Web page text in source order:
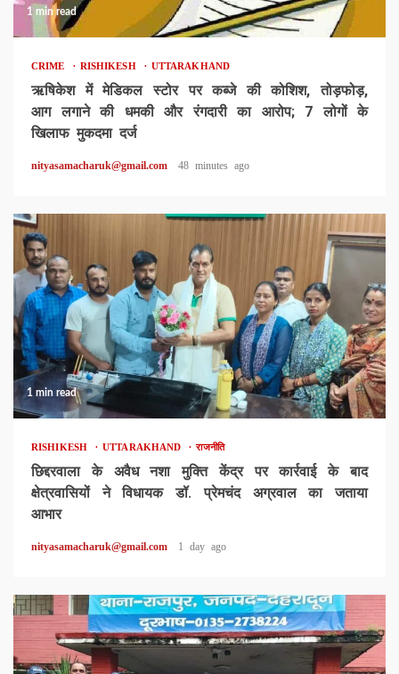
1 min read
CRIME RISHIKESH UTTARAKHAND
ऋषिकेश में मेडिकल स्टोर पर कब्जे की कोशिश, तोड़फोड़,
आग लगाने की धमकी और रंगदारी का आरोप; 7 लोगों के
खिलाफ मुकदमा दर्ज
nityasamacharuk@gmail.com 48 minutes ago
1 min read
RISHIKESH UTTARAKHAND राजनीति
छिद्दरवाला के अवैध नशा मुक्ति केंद्र पर कार्रवाई के बाद
क्षेत्रवासियों ने विधायक डॉ. प्रेमचंद अग्रवाल का जताया
आभार
nityasamacharuk@gmail.com 1 day ago